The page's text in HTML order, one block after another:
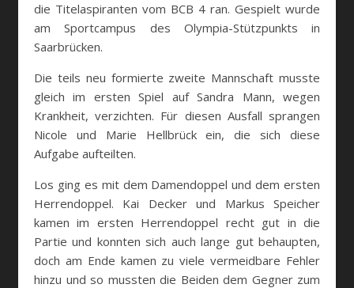
die Titelaspiranten vom BCB 4 ran. Gespielt wurde
am Sportcampus des Olympia-Stützpunkts in
Saarbrücken.
Die teils neu formierte zweite Mannschaft musste
gleich im ersten Spiel auf Sandra Mann, wegen
Krankheit, verzichten. Für diesen Ausfall sprangen
Nicole und Marie Hellbrück ein, die sich diese
Aufgabe aufteilten.
Los ging es mit dem Damendoppel und dem ersten
Herrendoppel. Kai Decker und Markus Speicher
kamen im ersten Herrendoppel recht gut in die
Partie und konnten sich auch lange gut behaupten,
doch am Ende kamen zu viele vermeidbare Fehler
hinzu und so mussten die Beiden dem Gegner zum